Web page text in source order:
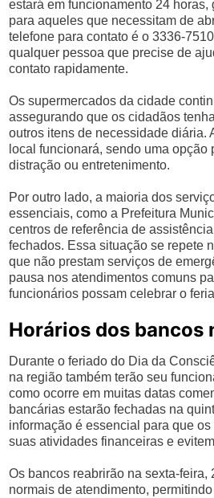
estará em funcionamento 24
para aqueles que necessitam de
telefone para contato é o 3336-
qualquer pessoa que precise de
contato rapidamente.
Os supermercados da cidade
assegurando que os cidadãos
outros itens de necessidade diária.
local funcionará, sendo uma opção
distração ou entretenimento.
Por outro lado, a maioria dos
essenciais, como a Prefeitura
centros de referência de
fechados. Essa situação se repete
que não prestam serviços de
pausa nos atendimentos comuns
funcionários possam celebrar o
Horários dos bancos
Durante o feriado do Dia da
na região também terão seu
como ocorre em muitas datas
bancárias estarão fechadas na
informação é essencial para que
suas atividades financeiras e
Os bancos reabrirão na sexta-feira,
normais de atendimento,